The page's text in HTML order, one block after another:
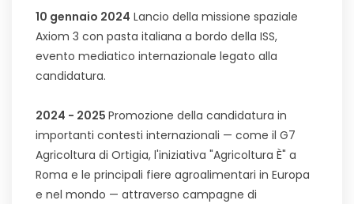
10 gennaio 2024 Lancio della missione spaziale
Axiom 3 con pasta italiana a bordo della ISS,
evento mediatico internazionale legato alla
candidatura.
2024 - 2025 Promozione della candidatura in
importanti contesti internazionali — come il G7
Agricoltura di Ortigia, l'iniziativa "Agricoltura È" a
Roma e le principali fiere agroalimentari in Europa
e nel mondo — attraverso campagne di